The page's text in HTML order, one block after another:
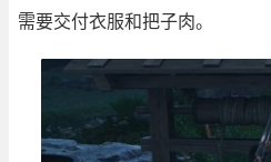
需要交付衣服和把子肉。